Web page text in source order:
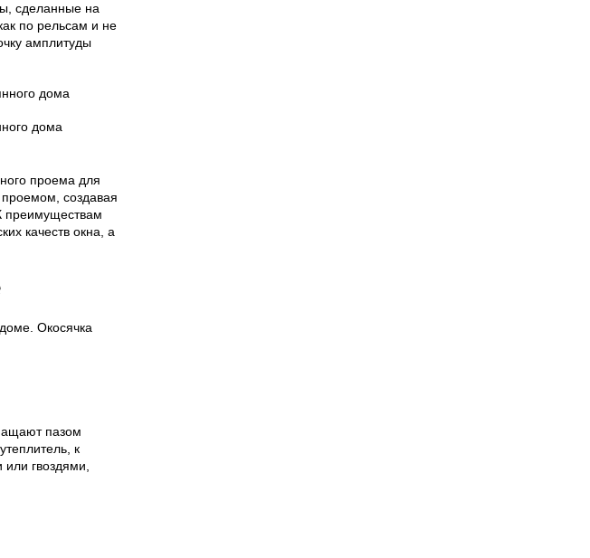
сделанные на
по рельсам и не
амплитуды
дома
проема для
создавая
преимуществам
качеств окна, а
Окосячка
пазом
к
гвоздями,